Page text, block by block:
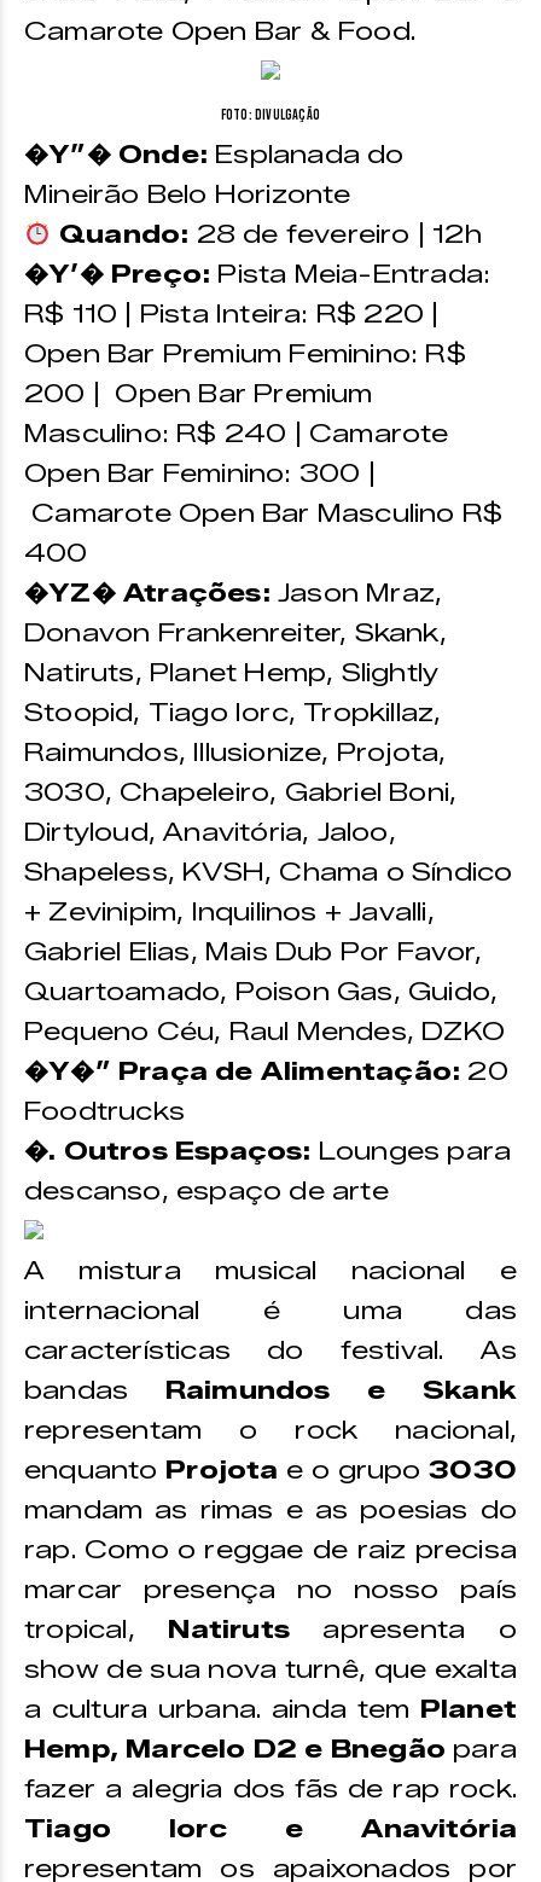
Camarote Open Bar & Food.
Foto: Divulgação
�Y”� Onde: Esplanada do
Mineirão Belo Horizonte
Quando: 28 de fevereiro | 12h
�Y’� Preço: Pista Meia-Entrada:
R$ 110 | Pista Inteira: R$ 220 |
Open Bar Premium Feminino: R$
200 | Open Bar Premium
Masculino: R$ 240 | Camarote
Open Bar Feminino: 300 |
Camarote Open Bar Masculino R$
400
�YZ� Atrações: Jason Mraz,
Donavon Frankenreiter, Skank,
Natiruts, Planet Hemp, Slightly
Stoopid, Tiago Iorc, Tropkillaz,
Raimundos, Illusionize, Projota,
3030, Chapeleiro, Gabriel Boni,
Dirtyloud, Anavitória, Jaloo,
Shapeless, KVSH, Chama o Síndico
+ Zevinipim, Inquilinos + Javalli,
Gabriel Elias, Mais Dub Por Favor,
Quartoamado, Poison Gas, Guido,
Pequeno Céu, Raul Mendes, DZKO
�Y�” Praça de Alimentação: 20
Foodtrucks
�. Outros Espaços: Lounges para
descanso, espaço de arte
A mistura musical nacional e
internacional é uma das
características do festival. As
bandas Raimundos e Skank
representam o rock nacional,
enquanto Projota e o grupo3030
mandam as rimas e as poesias do
rap. Como o reggae de raiz precisa
marcar presença no nosso país
tropical, Natirutsapresenta o
show de sua nova turnê, que exalta
a cultura urbana. ainda tem Planet
Hemp, Marcelo D2 e Bnegão para
fazer a alegria dos fãs de rap rock.
Tiago Iorc e Anavitória
representam os apaixonados por